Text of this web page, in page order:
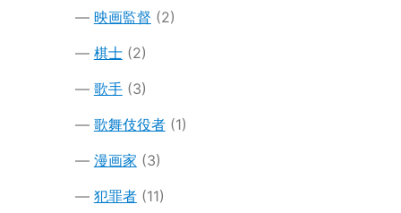
映画監督 (2)
棋士(2)
歌手(3)
歌舞伎役者(1)
漫画家 (3)
犯罪者(11)